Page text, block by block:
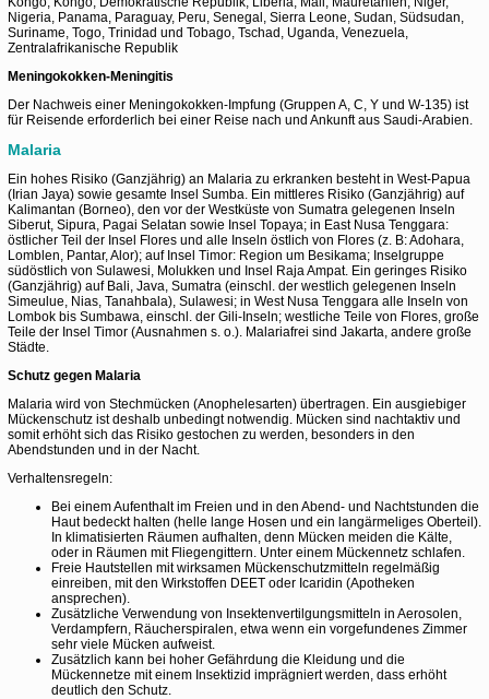
Nigeria, Panama, Paraguay, Peru, Senegal, Sierra Leone, Sudan, Südsudan,
Suriname, Togo, Trinidad und Tobago, Tschad, Uganda, Venezuela,
Zentralafrikanische Republik
Meningokokken-Meningitis
Der Nachweis einer Meningokokken-Impfung (Gruppen A, C, Y und W-135) ist
für Reisende erforderlich bei einer Reise nach und Ankunft aus Saudi-Arabien.
Malaria
Ein hohes Risiko (Ganzjährig) an Malaria zu erkranken besteht in West-Papua
(Irian Jaya) sowie gesamte Insel Sumba. Ein mittleres Risiko (Ganzjährig) auf
Kalimantan (Borneo), den vor der Westküste von Sumatra gelegenen Inseln
Siberut, Sipura, Pagai Selatan sowie Insel Topaya; in East Nusa Tenggara:
östlicher Teil der Insel Flores und alle Inseln östlich von Flores (z. B: Adohara,
Lomblen, Pantar, Alor); auf Insel Timor: Region um Besikama; Inselgruppe
südöstlich von Sulawesi, Molukken und Insel Raja Ampat. Ein geringes Risiko
(Ganzjährig) auf Bali, Java, Sumatra (einschl. der westlich gelegenen Inseln
Simeulue, Nias, Tanahbala), Sulawesi; in West Nusa Tenggara alle Inseln von
Lombok bis Sumbawa, einschl. der Gili-Inseln; westliche Teile von Flores, große
Teile der Insel Timor (Ausnahmen s. o.). Malariafrei sind Jakarta, andere große
Städte.
Schutz gegen Malaria
Malaria wird von Stechmücken (Anophelesarten) übertragen. Ein ausgiebiger
Mückenschutz ist deshalb unbedingt notwendig. Mücken sind nachtaktiv und
somit erhöht sich das Risiko gestochen zu werden, besonders in den
Abendstunden und in der Nacht.
Verhaltensregeln:
Bei einem Aufenthalt im Freien und in den Abend- und Nachtstunden die
Haut bedeckt halten (helle lange Hosen und ein langärmeliges Oberteil).
In klimatisierten Räumen aufhalten, denn Mücken meiden die Kälte,
oder in Räumen mit Fliegengittern. Unter einem Mückennetz schlafen.
Freie Hautstellen mit wirksamen Mückenschutzmitteln regelmäßig
einreiben, mit den Wirkstoffen DEET oder Icaridin (Apotheken
ansprechen).
Zusätzliche Verwendung von Insektenvertilgungsmitteln in Aerosolen,
Verdampfern, Räucherspiralen, etwa wenn ein vorgefundenes Zimmer
sehr viele Mücken aufweist.
Zusätzlich kann bei hoher Gefährdung die Kleidung und die
Mückennetze mit einem Insektizid imprägniert werden, dass erhöht
deutlich den Schutz.